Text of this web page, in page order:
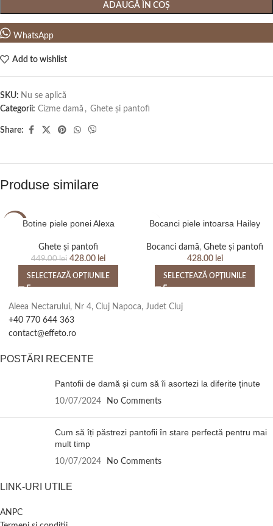
ADAUGĂ ÎN COȘ
WhatsApp
Add to wishlist
SKU: Nu se aplică
Categorii: Cizme damă , Ghete și pantofi
Share:
Produse similare
Botine piele ponei Alexa
Ghete și pantofi
449.00lei 428.00 lei
SELECTEAZĂ OPȚIUNILE
Bocanci piele intoarsa Hailey
Bocanci damă, Ghete și pantofi
428.00 lei
SELECTEAZĂ OPȚIUNILE
Aleea Nectarului, Nr 4, Cluj Napoca, Judet Cluj
+40 770 644 363
contact@effeto.ro
POSTĂRI RECENTE
Pantofii de damă și cum să îi asortezi la diferite ținute
10/07/2024 No Comments
Cum să îți păstrezi pantofii în stare perfectă pentru mai
mult timp
10/07/2024 No Comments
LINK-URI UTILE
ANPC